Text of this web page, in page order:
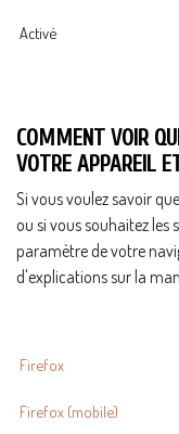
Activé
COMMENT VOIR
VOTRE APPAREIL
Si vous voulez savoir
ou si vous souhaitez les
paramètre de votre
d'explications sur la
Firefox
Firefox (mobile)